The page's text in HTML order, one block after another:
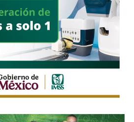
el uso de transporte público para
los alrededores del recinto.
un flujo vehicular
la feria, privilegiando tanto la
al recinto como la seguridad
transporte público y habitantes